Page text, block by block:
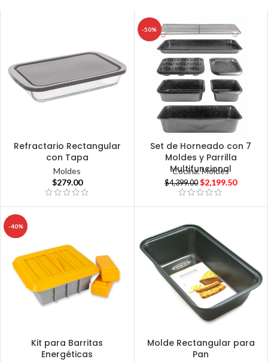
Refractario Rectangular
con Tapa
Moldes
$279.00
-50%
Set de Horneado con 7
Moldes y Parrilla
Multifuncional
Cocina,Moldes
$4,399.00 $2,199.50
-40%
Kit para Barritas
Energéticas
Molde Rectangular para
Pan